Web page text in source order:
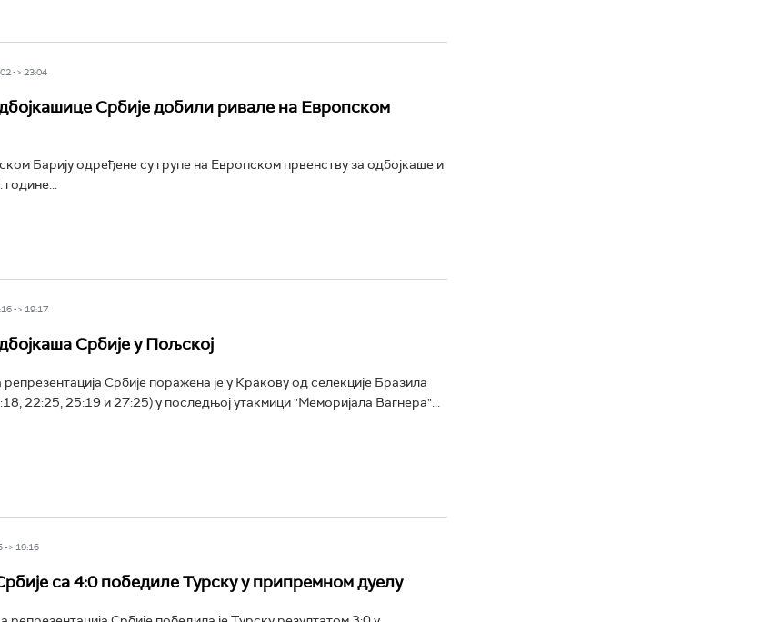
-> 23:04
Србије добили ривале на Европском
Барију одређене су групе на Европском првенству за одбојкаше и
-> 19:17
Србије у Пољској
Србије поражена је у Кракову од селекције Бразила
22:25, 25:19 и 27:25) у последњој утакмици "Меморијала Вагнера"...
-> 19:16
са 4:0 победиле Турску у припремном дуелу